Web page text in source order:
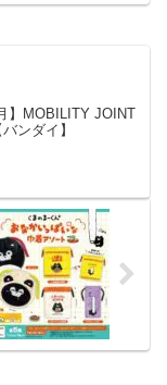
】MOBILITY JOINT
ンダイ】